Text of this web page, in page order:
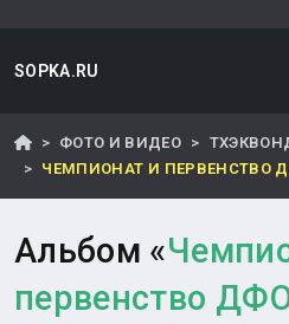
SOPKA.RU
ФОТО И ВИДЕО
ЧЕМПИОНАТ И ПЕРВЕНСТВО
Альбом «
первенство